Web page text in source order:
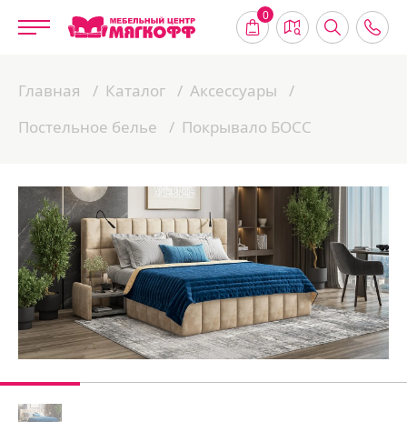
0
Главная Каталог
Аксессуары
Постельное белье
Покрывало БОСС